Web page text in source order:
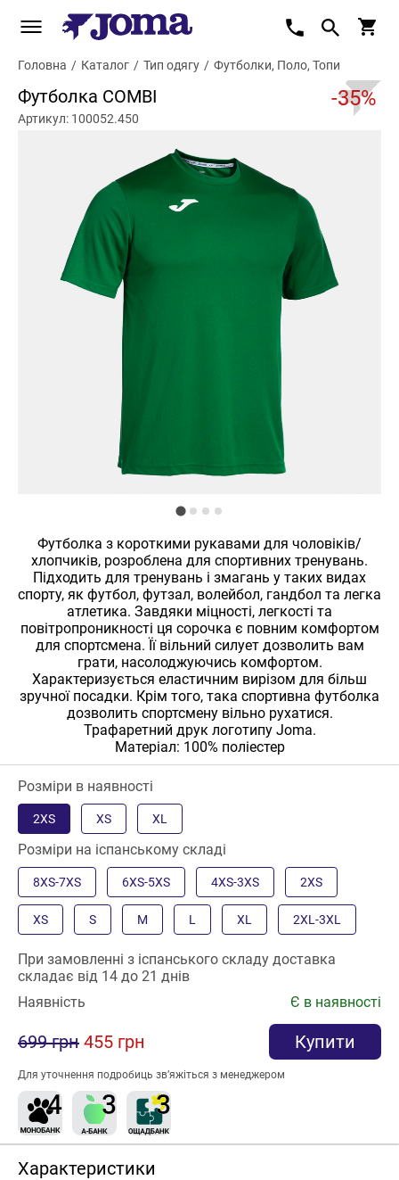
Головна / Каталог / Тип одягу / Футболки, Поло, Топи
Футболка COMBI -35%
Артикул: 100052.450
Футболка з короткими рукавами для чоловіків/
хлопчиків, розроблена для спортивних тренувань.
Підходить для тренувань і змагань у таких видах
спорту, як футбол, футзал, волейбол, гандбол та легка
атлетика. Завдяки міцності, легкості та
повітропроникності ця сорочка є повним комфортом
для спортсмена. Її вільний силует дозволить вам
грати, насолоджуючись комфортом.
Характеризується еластичним вирізом для більш
зручної посадки. Крім того, така спортивна футболка
дозволить спортсмену вільно рухатися.
Трафаретний друк логотипу Joma.
Матеріал: 100% поліестер
Розміри в наявності
2XS XS XL
Розміри на іспанському складі
8XS-7XS 6XS-5XS 4XS-3XS 2XS
XS S M L XL 2XL-3XL
При замовленні з іспанського складу доставка
складає від 14 до 21 днів
Наявність
Є в наявності
699 грн 455 грн Купити
Для уточнення подробиць зв’яжіться з менеджером
Характеристики